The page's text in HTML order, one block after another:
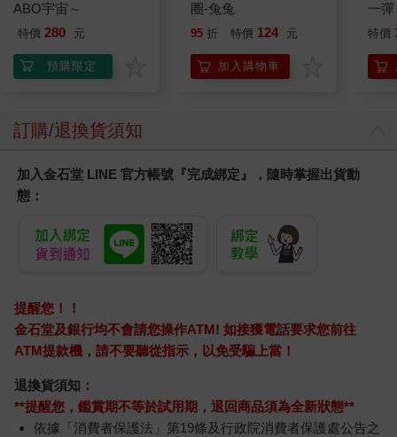
ABO宇宙～
特價 280 元
預購限定
圈-兔兔
95 折 特價 124 元
加入購物車
一
特價
訂購/退換貨須知
加入金石堂 LINE 官方帳號『完成綁定』，隨時掌握出貨動
態：
提醒您！！
金石堂及銀行均不會請您操作ATM! 如接獲電話要求您前往
ATM提款機，請不要聽從指示，以免受騙上當！
退換貨須知：
**提醒您，鑑賞期不等於試用期，退回商品須為全新狀態**
依據「消費者保護法」第19條及行政院消費者保護處公告之